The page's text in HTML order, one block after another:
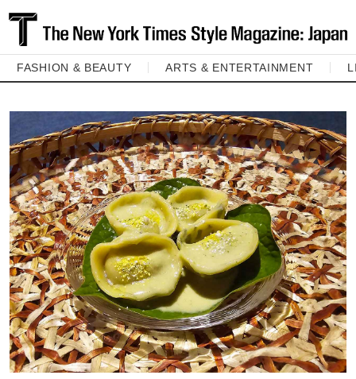
FASHION & BEAUTY ARTS & ENTERTAINMENT